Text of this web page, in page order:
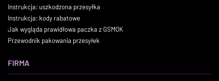
Instrukcja: uszkodzona przesyłka
Instrukcja: kody rabatowe
Jak wygląda prawidłowa paczka z GSMOK
Przewodnik pakowania przesyłek
FIRMA